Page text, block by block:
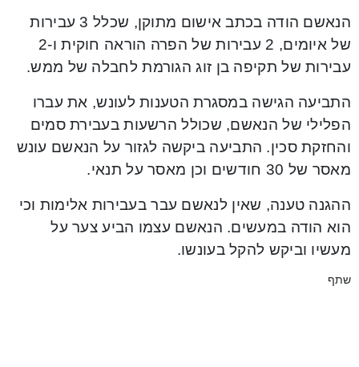
הנאשם הודה בכתב אישום מתוקן, שכלל 3 עבירות
של איומים, 2 עבירות של הפרה הוראה חוקית ו-2
עבירות של תקיפה בן זוג הגורמת לחבלה של ממש.
התביעה הגישה במסגרת הטענות לעונש, את עברו
הפלילי של הנאשם, שכולל הרשעות בעבירת סמים
והחזקת סכין. התביעה ביקשה לגזור על הנאשם עונש
מאסר של 30 חודשים וכן מאסר על תנאי.
ההגנה טענה, שאין לנאשם עבר בעבירות אלימות וכי
הוא הודה במעשים. הנאשם עצמו הביע צער על
מעשיו וביקש להקל בעונשו.
שתף